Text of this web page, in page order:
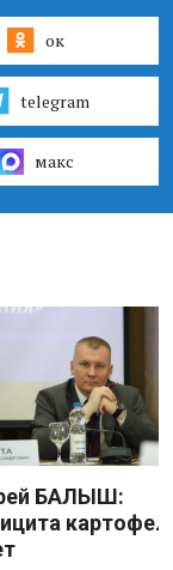
ок
telegram
макс
БАЛЫШ: